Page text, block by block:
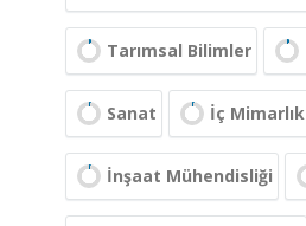
Tarımsal Bilimler
Sanat İç Mimarlık
İnşaat Mühendisliği